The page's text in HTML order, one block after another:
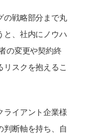
の戦略部分まで丸
と、社内にノウハ
の変更や契約終
スクを抱えるこ
ライアント企業様
判断軸を持ち、自